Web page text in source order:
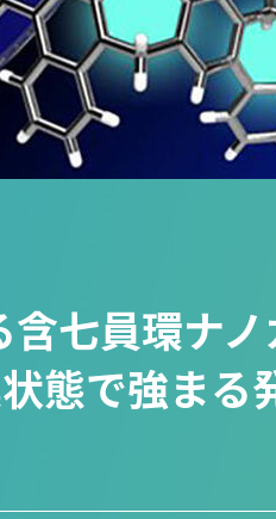
七員環ナ
態で強まる